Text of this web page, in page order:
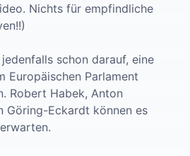
Nichts für empfindliche
schon darauf, eine
Europäischen Parlament
Robert Habek, Anton
Göring-Eckardt können es